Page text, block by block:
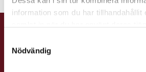
information som du har tillhandahållit
Nödvändig
MAT & DRYCK